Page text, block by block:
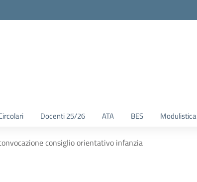
Docenti 25/26 ATA BES Modulistica
consiglio orientativo infanzia